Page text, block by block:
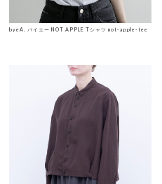
byeA. バイエー NOT APPLE Tシャツ not-apple-tee